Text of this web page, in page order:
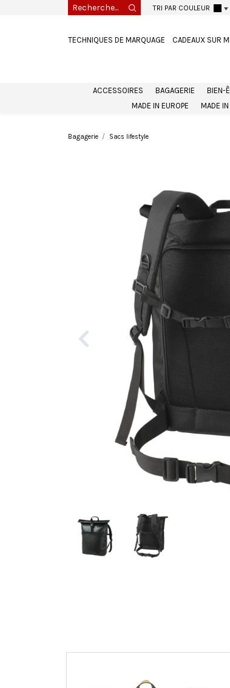
TRI PAR COULEUR
TECHNIQUES DE MARQUAGE CADEAUX SUR
ACCESSOIRES BAGAGERIE BIEN-
MADE IN EUROPE
MADE
Bagagerie Sacs lifestyle